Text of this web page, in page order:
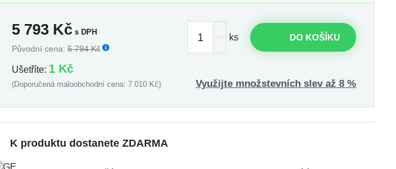
5 793Kčs DPH
Původní cena:5 794 Kč
Ušetříte: 1 Kč
(Doporučená maloobchodní cena: 7 010 Kč)
ks DO KOŠÍKU
Využijte množstevních slev až 8 %
K produktu dostanete ZDARMA